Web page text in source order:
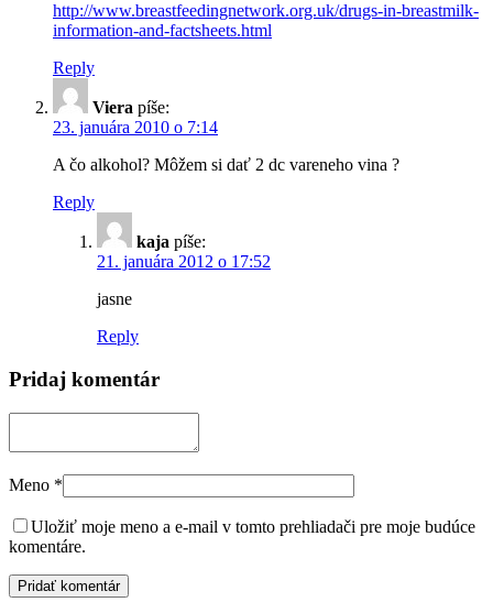
http://www.breastfeedingnetwork.org.uk/drugs-in-breastmilk-
information-and-factsheets.html
Reply
Viera píše:
23. januára 2010 o 7:14
A čo alkohol? Môžem si dať 2 dc vareneho vina ?
Reply
kaja píše:
21. januára 2012 o 17:52
jasne
Reply
Pridaj komentár
Meno *
Uložiť moje meno a e-mail v tomto prehliadači pre moje budúce
komentáre.